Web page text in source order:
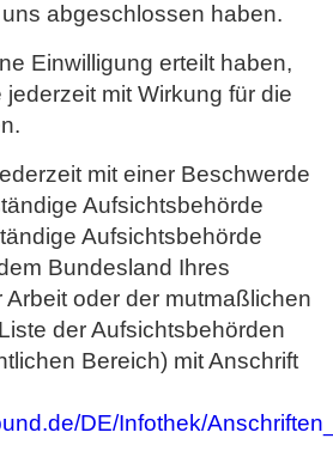
abgeschlossen haben.
Einwilligung erteilt haben,
mit Wirkung für die
mit einer Beschwerde
Aufsichtsbehörde
Aufsichtsbehörde
Bundesland Ihres
oder der mutmaßlichen
der Aufsichtsbehörden
Bereich) mit Anschrift
DE/Infothek/